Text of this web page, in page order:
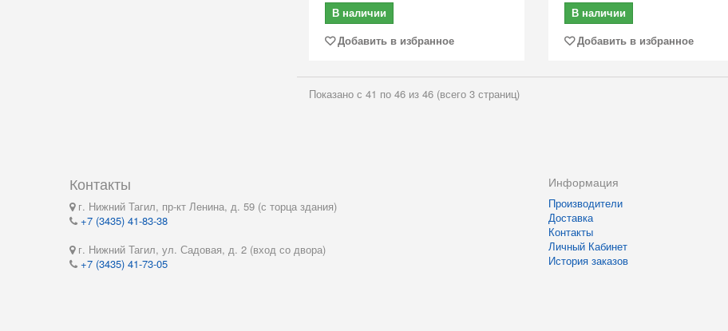
В наличии
Добавить в избранное
В наличии
Добавить в избранное
Показано с 41 по 46 из 46 (всего 3 страниц)
Контакты
г. Нижний Тагил, пр-кт Ленина, д. 59 (с торца здания)
+7 (3435) 41-83-38
г. Нижний Тагил, ул. Садовая, д. 2 (вход со двора)
+7 (3435) 41-73-05
Информация
Производители
Доставка
Контакты
Личный Кабинет
История заказов